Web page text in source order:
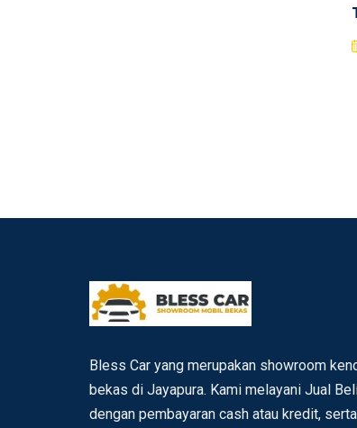
Bless Car yang merupakan showroom
bekas di Jayapura. Kami melayani Jual
dengan pembayaran cash atau kredit,